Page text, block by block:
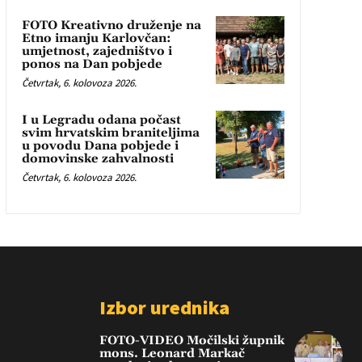
FOTO Kreativno druženje na
Etno imanju Karlovčan:
umjetnost, zajedništvo i
ponos na Dan pobjede
Četvrtak, 6. kolovoza 2026.
I u Legradu odana počast
svim hrvatskim braniteljima
u povodu Dana pobjede i
domovinske zahvalnosti
Četvrtak, 6. kolovoza 2026.
Izbor urednika
FOTO-VIDEO Močilski župnik
mons. Leonard Markač